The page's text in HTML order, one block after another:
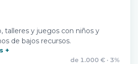
talleres y juegos con niños y
de bajos recursos.
de 1.000 € · 3%